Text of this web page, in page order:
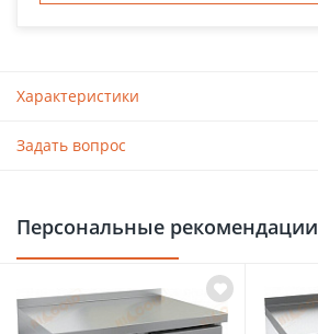
Характеристики
Задать вопрос
Персональные рекомендации